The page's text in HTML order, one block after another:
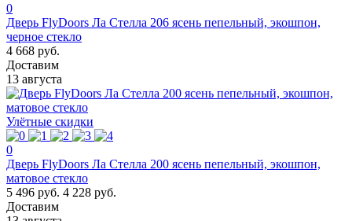
0
Дверь FlyDoors Ла Стелла 206 ясень пепельный, экошпон,
черное стекло
4 668 руб.
Доставим
13 августа
Улётные скидки
0
Дверь FlyDoors Ла Стелла 200 ясень пепельный, экошпон,
матовое стекло
5 496 руб. 4 228 руб.
Доставим